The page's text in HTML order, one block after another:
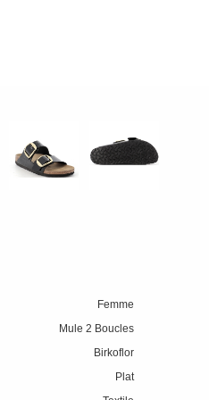
Femme
Mule 2 Boucles
Birkoflor
Plat